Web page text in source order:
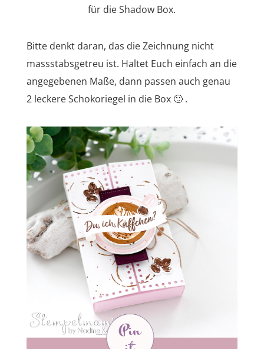
für die Shadow Box.
Bitte denkt daran, das die Zeichnung nicht
massstabsgetreu ist. Haltet Euch einfach an die
angegebenen Maße, dann passen auch genau
2 leckere Schokoriegel in die Box 🙂 .